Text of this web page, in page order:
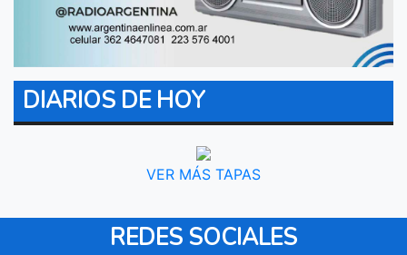
DIARIOS DE HOY
VER MÁS TAPAS
REDES SOCIALES